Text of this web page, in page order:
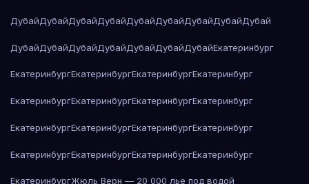
ДубайДубайДубайДубайДубайДубайДубайДубайДубай
ДубайДубайДубайДубайДубайДубайДубайЕкатеринбург
ЕкатеринбургЕкатеринбургЕкатеринбургЕкатеринбург
ЕкатеринбургЕкатеринбургЕкатеринбургЕкатеринбург
ЕкатеринбургЕкатеринбургЕкатеринбургЕкатеринбург
ЕкатеринбургЕкатеринбургЕкатеринбургЕкатеринбург
ЕкатеринбургЖюль Верн — 20 000 лье под водой